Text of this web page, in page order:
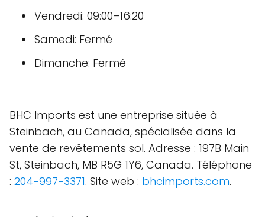
Vendredi: 09:00–16:20
Samedi: Fermé
Dimanche: Fermé
BHC Imports est une entreprise située à
Steinbach, au Canada, spécialisée dans la
vente de revêtements sol. Adresse : 197B Main
St, Steinbach, MB R5G 1Y6, Canada. Téléphone
: 204-997-3371. Site web : bhcimports.com.